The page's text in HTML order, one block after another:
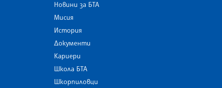
Новини за БТА
Мисия
История
Документи
Кариери
Школа БТА
Шкорпиловци